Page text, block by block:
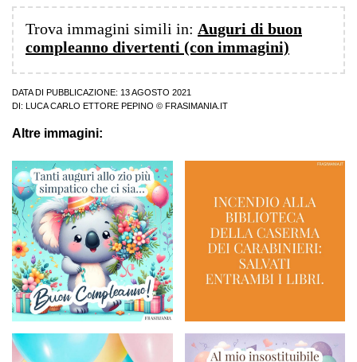
Trova immagini simili in: Auguri di buon
compleanno divertenti (con immagini)
DATA DI PUBBLICAZIONE: 13 AGOSTO 2021
DI:
LUCA CARLO ETTORE PEPINO © FRASIMANIA.IT
Altre immagini: